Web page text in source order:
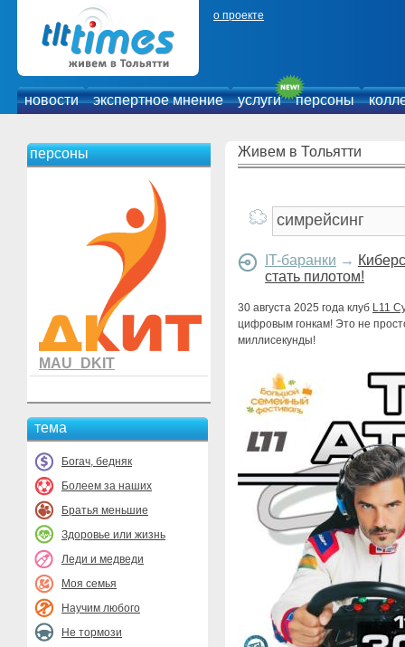
о проекте
новости экспертное мнение услуги персоны
персоны
MAU_DKIT
тема
Богач, бедняк
Болеем за наших
Братья меньшие
Здоровье или жизнь
Леди и медведи
Моя семья
Научим любого
Не тормози
Живем в Тольятти
IT-баранки →
стать пилотом!
30 августа 2025 года клуб L11
цифровым гонкам! Это не
миллисекунды!